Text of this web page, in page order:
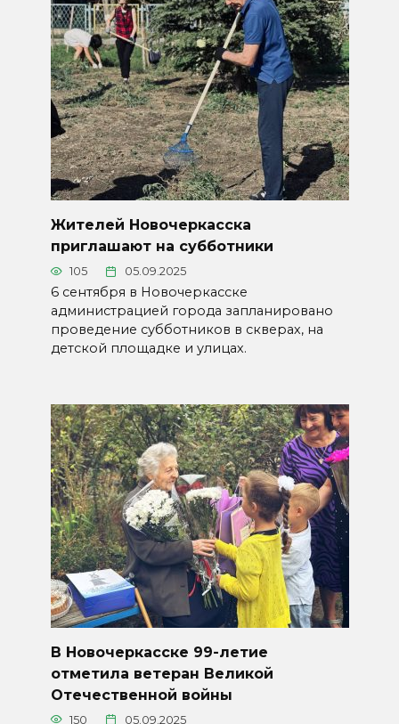
Жителей Новочеркасска
приглашают на субботники
105 05.09.2025
6 сентября в Новочеркасске
администрацией города запланировано
проведение субботников в скверах, на
детской площадке и улицах.
В Новочеркасске 99-летие
отметила ветеран Великой
Отечественной войны
150 05.09.2025